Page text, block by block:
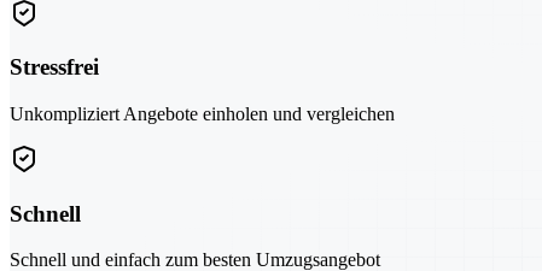
Stressfrei
Unkompliziert Angebote einholen und vergleichen
Schnell
Schnell und einfach zum besten Umzugsangebot